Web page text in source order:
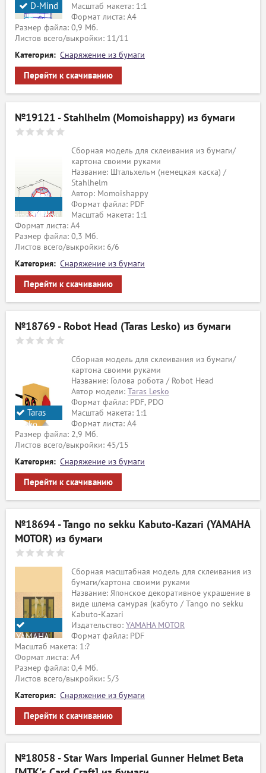
D-Mind
Масштаб макета: 1:1
Формат листа: А4
Размер файла: 0,9 Мб.
Листов всего/выкройки: 11/11
Категория: Снаряжение из бумаги
Перейти к скачиванию
№19121 - Stahlhelm (Momoishappy) из бумаги
Momoishappy
Сборная модель для склеивания из бумаги/
картона своими руками
Название: Штальхельм (немецкая каска) /
Stahlhelm
Автор: Momoishappy
Формат файла: PDF
Масштаб макета: 1:1
Формат листа: А4
Размер файла: 0,3 Мб.
Листов всего/выкройки: 6/6
Категория: Снаряжение из бумаги
Перейти к скачиванию
№18769 - Robot Head (Taras Lesko) из бумаги
Taras
Lesko
Сборная модель для склеивания из бумаги/
картона своими руками
Название: Голова робота / Robot Head
Автор модели: Taras Lesko
Формат файла: PDF, PDO
Масштаб макета: 1:1
Формат листа: А4
Размер файла: 2,9 Мб.
Листов всего/выкройки: 45/15
Категория: Снаряжение из бумаги
Перейти к скачиванию
№18694 - Tango no sekku Kabuto-Kazari (YAMAHA
MOTOR) из бумаги
YAMAHA
MOTOR
Сборная масштабная модель для склеивания из
бумаги/картона своими руками
Название: Японское декоративное украшение в
виде шлема самурая (кабуто / Tango no sekku
Kabuto-Kazari
Издательство: YAMAHA MOTOR
Формат файла: PDF
Масштаб макета: 1:?
Формат листа: А4
Размер файла: 0,4 Мб.
Листов всего/выкройки: 5/3
Категория: Снаряжение из бумаги
Перейти к скачиванию
№18058 - Star Wars Imperial Gunner Helmet Beta